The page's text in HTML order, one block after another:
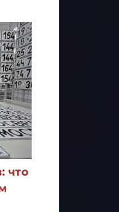
что